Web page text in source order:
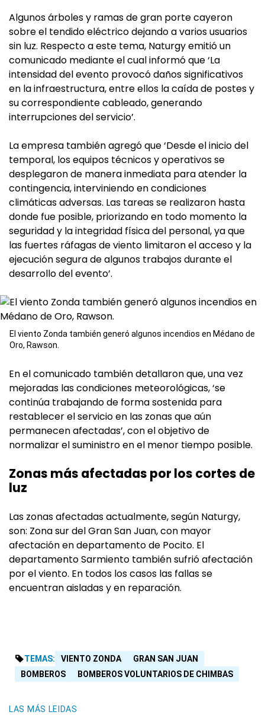
Algunos árboles y ramas de gran porte cayeron
sobre el tendido eléctrico dejando a varios usuarios
sin luz. Respecto a este tema, Naturgy emitió un
comunicado mediante el cual informó que ‘La
intensidad del evento provocó daños significativos
en la infraestructura, entre ellos la caída de postes y
su correspondiente cableado, generando
interrupciones del servicio’.
La empresa también agregó que ‘Desde el inicio del
temporal, los equipos técnicos y operativos se
desplegaron de manera inmediata para atender la
contingencia, interviniendo en condiciones
climáticas adversas. Las tareas se realizaron hasta
donde fue posible, priorizando en todo momento la
seguridad y la integridad física del personal, ya que
las fuertes ráfagas de viento limitaron el acceso y la
ejecución segura de algunos trabajos durante el
desarrollo del evento’.
El viento Zonda también generó algunos incendios en Médano de
Oro, Rawson.
En el comunicado también detallaron que, una vez
mejoradas las condiciones meteorológicas, ‘se
continúa trabajando de forma sostenida para
restablecer el servicio en las zonas que aún
permanecen afectadas’, con el objetivo de
normalizar el suministro en el menor tiempo posible.
Zonas más afectadas por los cortes de
luz
Las zonas afectadas actualmente, según Naturgy,
son: Zona sur del Gran San Juan, con mayor
afectación en departamento de Pocito. El
departamento Sarmiento también sufrió afectación
por el viento. En todos los casos las fallas se
encuentran aisladas y en reparación.
TEMAS: VIENTO ZONDA
GRAN SAN JUAN
BOMBEROS
BOMBEROS VOLUNTARIOS DE CHIMBAS
LAS MÁS LEIDAS